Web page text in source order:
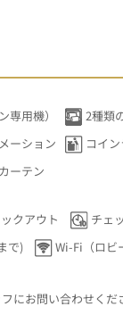
用機） 2種類
ーション コイ
ーテン
クアウト チェ
で)
Wi-Fi（ロビ
にお問い合わせくだ